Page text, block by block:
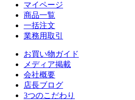
マイページ
商品一覧
一括注文
業務用取引
お買い物ガイド
メディア掲載
会社概要
店長ブログ
3つのこだわり